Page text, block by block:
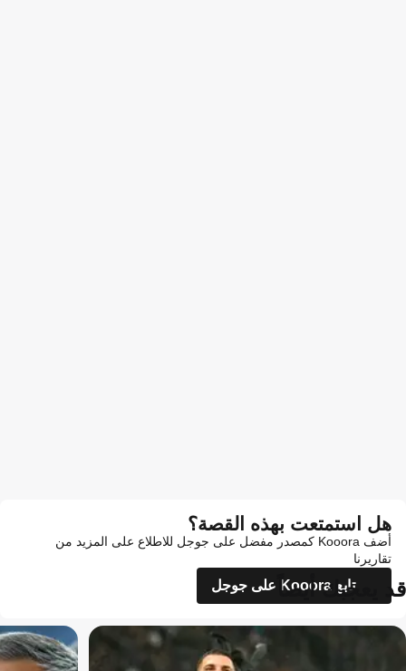
هل استمتعت بهذه القصة؟
أضف Kooora كمصدر مفضل على جوجل للاطلاع على المزيد من
تقاريرنا
تابع Kooora على جوجل
قد يعجبك أيضاً